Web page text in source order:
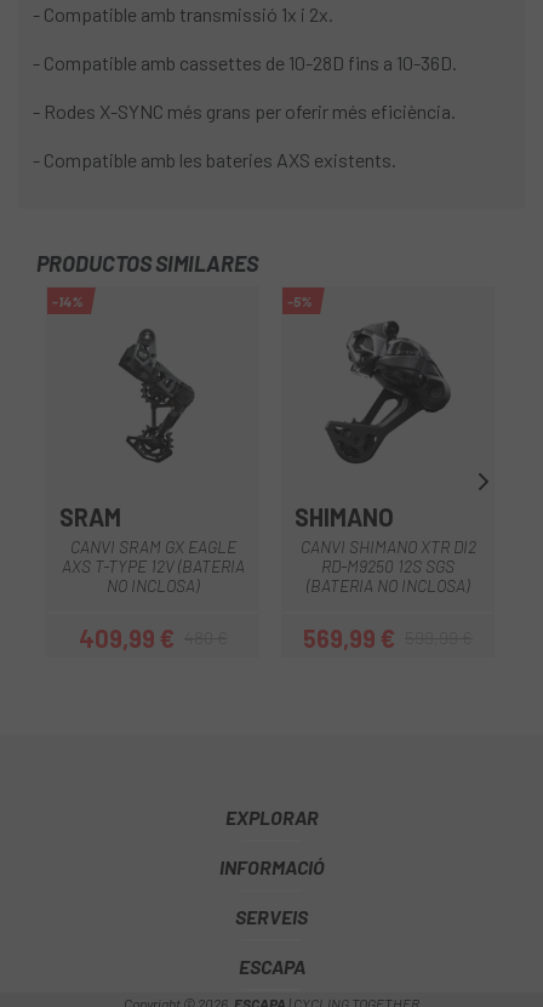
- Compatible amb transmissió 1x i 2x.
- Compatible amb cassettes de 10-28D fins a 10-36D.
- Rodes X-SYNC més grans per oferir més eficiència.
- Compatible amb les bateries AXS existents.
PRODUCTOS SIMILARES
-14%
SRAM
CANVI SRAM GX EAGLE
AXS T-TYPE 12V (BATERIA
NO INCLOSA)
Preu
409,99 €Preu regular
-5%
SHIMANO
CANVI SHIMANO XTR DI2
RD-M9250 12S SGS
(BATERIA NO INCLOSA)
Preu
569,99 €Preu regular
EXPLORAR
INFORMACIÓ
SERVEIS
ESCAPA
Copyright © 2026, ESCAPA | CYCLING TOGETHER